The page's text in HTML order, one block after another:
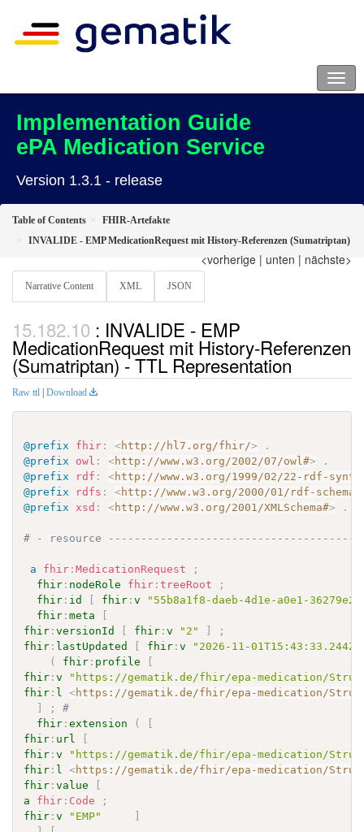
Implementation Guide
ePA Medication Service
Version 1.3.1 - release
Table of Contents
FHIR-Artefakte
INVALIDE - EMP MedicationRequest mit History-Referenzen (Sumatriptan)
<vorherige | unten | nächste>
Narrative Content XML JSON
: INVALIDE - EMP
MedicationRequest mit History-Referenzen
(Sumatriptan) - TTL Representation
Raw ttl | Download
@prefix fhir : <http://hl7.org/fhir/>
.
@prefix
owl : <http://www.w3.org/2002/07/owl#>
.
@prefix
rdf : <http://www.w3.org/1999/02/22-rdf-
@prefix
rdfs : <http://www.w3.org/2000/01/rdf-schema#
@prefix
xsd : <http://www.w3.org/2001/XMLSchema#> .
# - resource
a fhir :MedicationRequest
;
fhir : nodeRole fhir :treeRoot
;
fhir : id fhir :v
"55b8a1f8-daeb-4d1e-a0e1-
fhir :meta
fhir :versionId fhir :v "2"
;
fhir : lastUpdated fhir :v "2026-11-01T15:43:33.244Z"
(
fhir : profile
fhir :v
"https://gematik.de/fhir/epa-medication/
fhir : l <https://gematik.de/fhir/epa-medication/
;
#
fhir :extension (
fhir : url
fhir :v
"https://gematik.de/fhir/epa-medication/
fhir : l <https://gematik.de/fhir/epa-medication/
fhir :value
a
fhir : Code
;
fhir :v "EMP"